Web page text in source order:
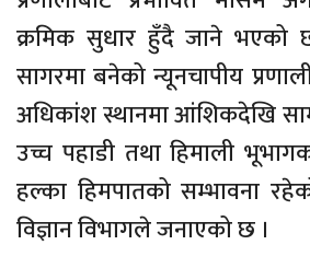
क्रमिक सुधार हुँदै जाने भएको
सागरमा बनेको न्यूनचापीय
अधिकांश स्थानमा आंशिकदेखि
उच्च पहाडी तथा हिमाली
हल्का हिमपातको सम्भावना
विज्ञान विभागले जनाएको छ ।